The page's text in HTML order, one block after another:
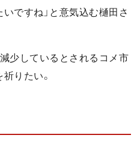
ですね」と意気込む樋田さ
少しているとされるコメ市
りたい。